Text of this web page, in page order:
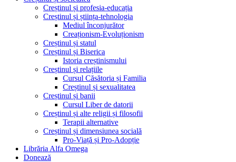
Creștinul și profesia-educația
Creștinul și știința-tehnologia
Mediul înconjurător
Creaționism-Evoluționism
Creștinul și statul
Creștinul și Biserica
Istoria creștinismului
Creștinul și relațiile
Cursul Căsătoria și Familia
Creștinul și sexualitatea
Creștinul și banii
Cursul Liber de datorii
Creștinul și alte religii și filosofii
Terapii alternative
Creștinul și dimensiunea socială
Pro-Viață și Pro-Adopție
Librăria Alfa Omega
Donează